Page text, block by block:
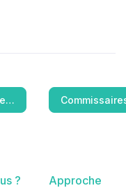
? Approche